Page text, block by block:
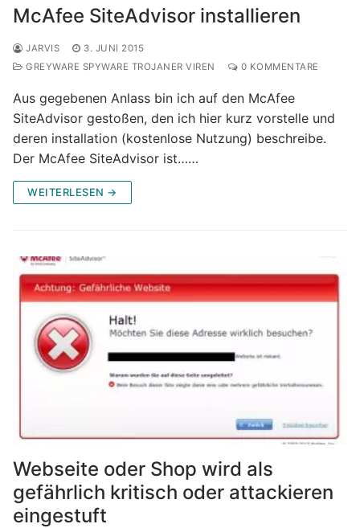
McAfee SiteAdvisor installieren
JARVIS
3. JUNI 2015
GREYWARE SPYWARE TROJANER VIREN
0 KOMMENTARE
Aus gegebenen Anlass bin ich auf den McAfee
SiteAdvisor gestoßen, den ich hier kurz vorstelle und
deren installation (kostenlose Nutzung) beschreibe.
Der McAfee SiteAdvisor ist……
WEITERLESEN →
Webseite oder Shop wird als
gefährlich kritisch oder attackieren
eingestuft